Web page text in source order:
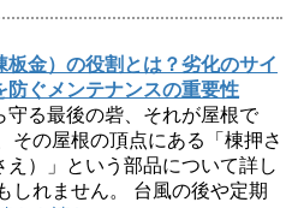
板金）の役割とは？劣化のサイ
防ぐメンテナンスの重要性
守る最後の砦、それが屋根で
その屋根の頂点にある「棟押さ
え）」という部品について詳し
しれません。 台風の後や定期